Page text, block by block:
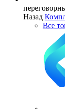
Назад
Все